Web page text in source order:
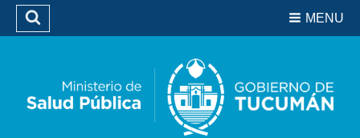
Biblioteca
MENU
Buscar